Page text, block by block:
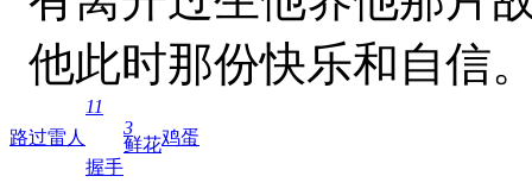
他此时那份快乐和自信
路过雷人
11
握手
3
鲜花鸡蛋